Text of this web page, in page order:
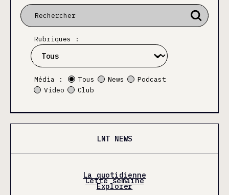
Rubriques :
Média : Tous News
Podcast
Video
Club
LNT NEWS
La quotidienne
Cette semaine
Explorer